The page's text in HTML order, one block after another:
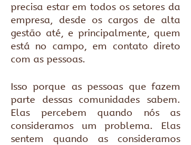
precisa estar em todos os setores da
empresa, desde os cargos de alta
gestão até, e principalmente, quem
está no campo, em contato direto
com as pessoas.
Isso porque as pessoas que fazem
parte dessas comunidades sabem.
Elas percebem quando nós as
consideramos um problema. Elas
sentem quando as consideramos